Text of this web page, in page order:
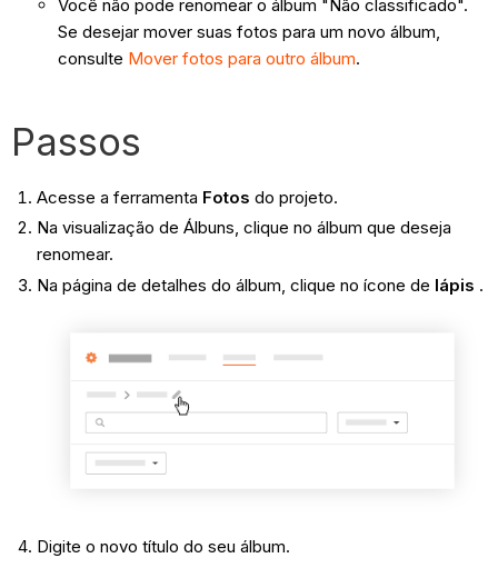
Você não pode renomear o álbum "Não classificado".
Se desejar mover suas fotos para um novo álbum,
consulte Mover fotos para outro álbum.
Passos
Acesse a ferramenta Fotos do projeto.
Na visualização de Álbuns, clique no álbum que deseja
renomear.
Na página de detalhes do álbum, clique no ícone de lápis .
Digite o novo título do seu álbum.